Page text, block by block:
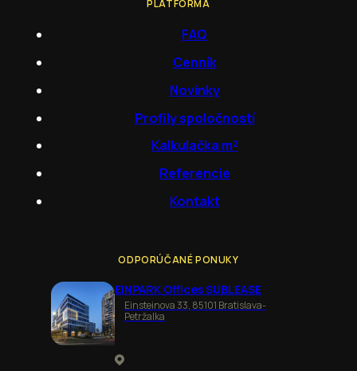
PLATFORMA
FAQ
Cenník
Novinky
Profily spoločností
Kalkulačka m²
Referencie
Kontakt
ODPORÚČANÉ PONUKY
EINPARK Offices SUBLEASE
Einsteinova 33, 85101 Bratislava-
Petržalka